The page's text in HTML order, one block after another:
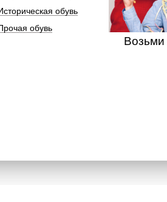
обувь
обувь
Возьми